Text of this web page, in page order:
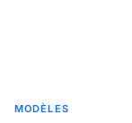
MODÈLES